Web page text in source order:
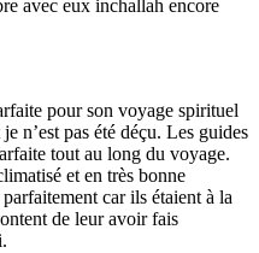
avec eux inchallah encore
pour son voyage spirituel
n’est pas été déçu. Les guides
tout au long du voyage.
et en très bonne
car ils étaient à la
de leur avoir fais